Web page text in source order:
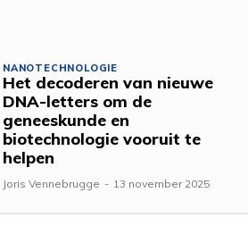
NANOTECHNOLOGIE
Het decoderen van nieuwe
DNA-letters om de
geneeskunde en
biotechnologie vooruit te
helpen
Joris Vennebrugge - 13 november 2025